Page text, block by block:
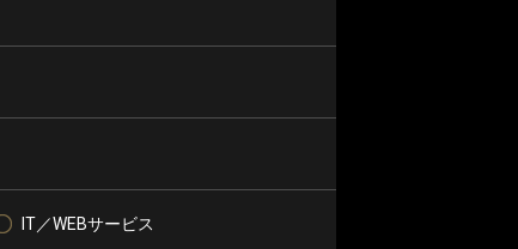
IT／WEBサービス